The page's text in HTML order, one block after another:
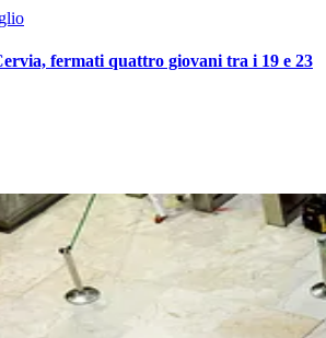
fermati quattro giovani tra i 19 e 23